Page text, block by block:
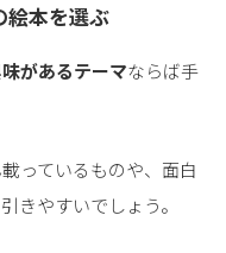
絵本を選ぶ
があるテーマならば手
っているものや、面白
きやすいでしょう。